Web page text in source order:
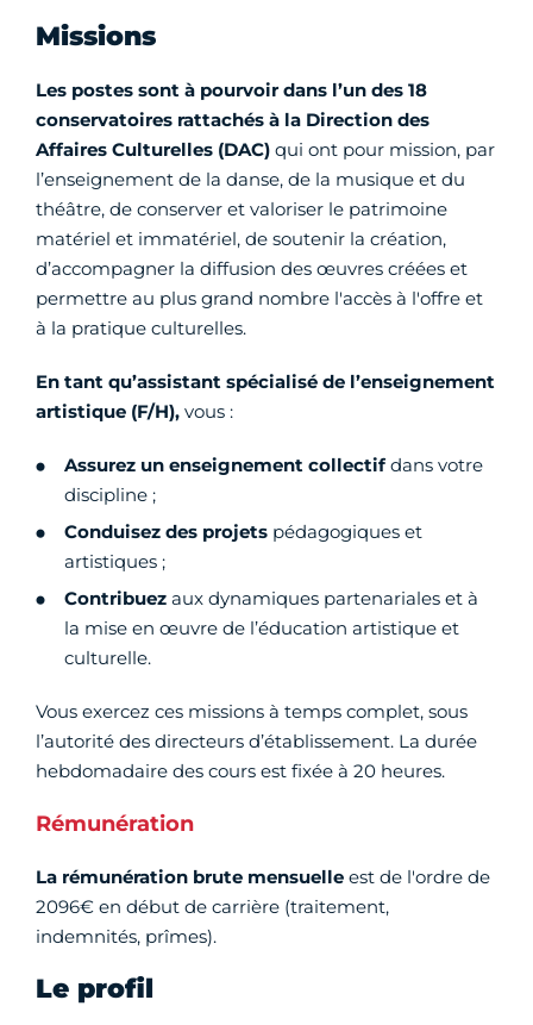
Missions
Les postes sont à pourvoir dans l’un des 18
conservatoires rattachés à la Direction des
Affaires Culturelles (DAC) qui ont pour mission, par
l’enseignement de la danse, de la musique et du
théâtre, de conserver et valoriser le patrimoine
matériel et immatériel, de soutenir la création,
d’accompagner la diffusion des œuvres créées et
permettre au plus grand nombre l'accès à l'offre et
à la pratique culturelles.
En tant qu’assistant spécialisé de l’enseignement
artistique (F/H), vous :
Assurez un enseignement collectifdans votre
discipline ;
Conduisez des projets pédagogiques et
artistiques ;
Contribuez aux dynamiques partenariales et à
la mise en œuvre de l’éducation artistique et
culturelle.
Vous exercez ces missions à temps complet, sous
l’autorité des directeurs d’établissement. La durée
hebdomadaire des cours est fixée à 20 heures.
Rémunération
La rémunération brute mensuelle est de l'ordre de
2096€ en début de carrière (traitement,
indemnités, prîmes).
Le profil